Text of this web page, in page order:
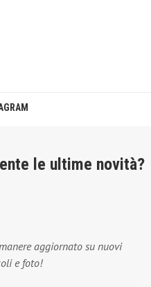
le ultime novità?
aggiornato su nuovi
e foto!